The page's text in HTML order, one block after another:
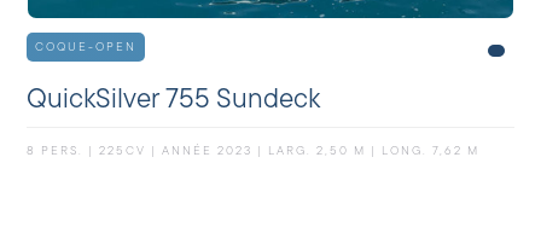
COQUE-OPEN
QuickSilver 755 Sundeck
8 PERS. | 225CV | ANNÉE 2023 | LARG. 2,50 M | LONG. 7,62 M